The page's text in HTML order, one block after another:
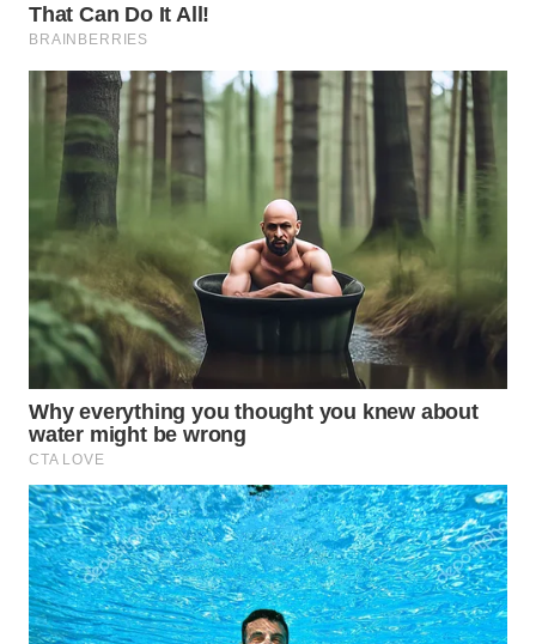
WAHANA
WAHANA
ADVOKAT
WAHANA
INFRASTRUKTUR
WAHANA
KONSUMEN
WAHANA
LISTRIK
TRAVEL
WAHANA
TV